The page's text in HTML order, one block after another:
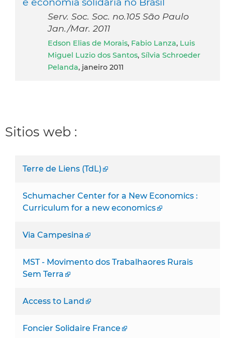
Serv. Soc. Soc. no.105 São Paulo
Jan./Mar. 2011
Edson Elias de Morais, Fabio Lanza, Luis
Miguel Luzio dos Santos, Sílvia Schroeder
Pelanda, janeiro 2011
Sitios web :
Terre de Liens (TdL)
Schumacher Center for a New Economics :
Curriculum for a new economics
Via Campesina
MST - Movimento dos Trabalhaores Rurais
Sem Terra
Access to Land
Foncier Solidaire France